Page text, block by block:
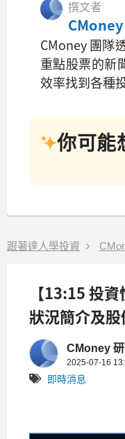
撰文者
CMoney 團隊
重點股票的新
效率找到各種
你可能
跟著達人學投資
【13:15 投
狀況簡介及
CMoney
2025-07-16
即時消息